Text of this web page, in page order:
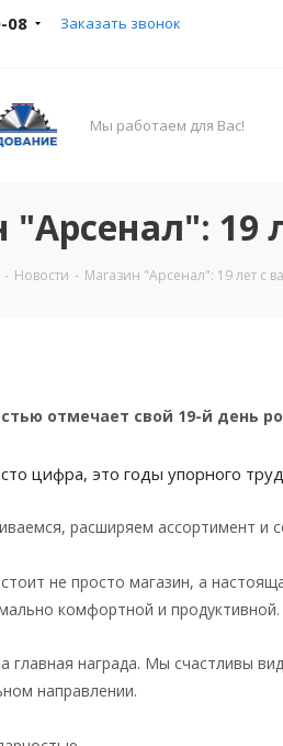
08 Заказать звонок
Мы работаем для Вас!
"Арсенал": 19
- Новости - Магазин "Арсенал": 19 лет с
отмечает свой 19-й день
цифра, это годы упорного
расширяем ассортимент и
не просто магазин, а
комфортной и продуктивной.
главная награда. Мы счастливы
направлении.